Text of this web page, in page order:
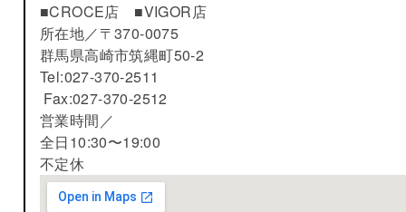
■CROCE店 ■VIGOR店
所在地／〒370-0075
群馬県高崎市筑縄町50-2
Tel:027-370-2511
Fax:027-370-2512
営業時間／
全日10:30〜19:00
不定休